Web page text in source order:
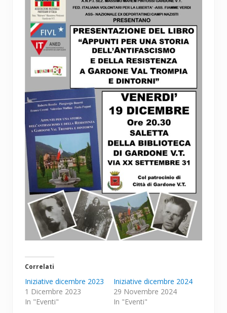
Correlati
Iniziative dicembre 2023
1 Dicembre 2023
In "Eventi"
Iniziative dicembre 2024
29 Novembre 2024
In "Eventi"